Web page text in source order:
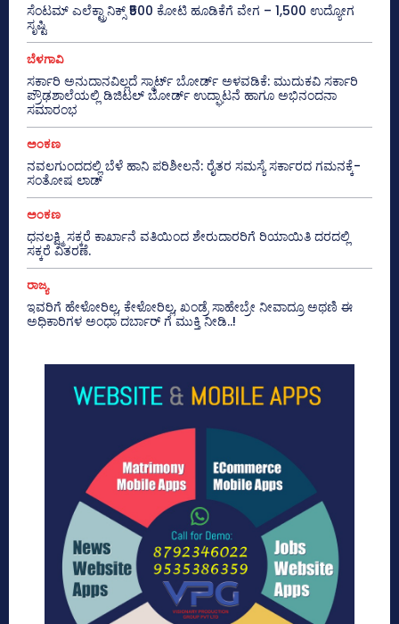
ಸೆಂಟಮ್ ಎಲೆಕ್ಟ್ರಾನಿಕ್ಸ್ ₹500 ಕೋಟಿ ಹೂಡಿಕೆಗೆ ವೇಗ – 1,500 ಉದ್ಯೋಗ
ಸೃಷ್ಟಿ
ಬೆಳಗಾವಿ
ಸರ್ಕಾರಿ ಅನುದಾನವಿಲ್ಲದೆ ಸ್ಮಾರ್ಟ್ ಬೋರ್ಡ್ ಅಳವಡಿಕೆ: ಮುದುಕವಿ ಸರ್ಕಾರಿ
ಪ್ರೌಢಶಾಲೆಯಲ್ಲಿ ಡಿಜಿಟಲ್ ಬೋರ್ಡ್ ಉದ್ಘಾಟನೆ ಹಾಗೂ ಅಭಿನಂದನಾ
ಸಮಾರಂಭ
ಅಂಕಣ
ನವಲಗುಂದದಲ್ಲಿ ಬೆಳೆ ಹಾನಿ ಪರಿಶೀಲನೆ: ರೈತರ ಸಮಸ್ಯೆ ಸರ್ಕಾರದ ಗಮನಕ್ಕೆ-
ಸಂತೋಷ ಲಾಡ್
ಅಂಕಣ
ಧನಲಕ್ಷ್ಮಿ ಸಕ್ಕರೆ ಕಾರ್ಖಾನೆ ವತಿಯಿಂದ ಶೇರುದಾರರಿಗೆ ರಿಯಾಯಿತಿ ದರದಲ್ಲಿ
ಸಕ್ಕರೆ ವಿತರಣೆ.
ರಾಜ್ಯ
ಇವರಿಗೆ ಹೇಳೋರಿಲ್ಲ, ಕೇಳೋರಿಲ್ಲ, ಖಂಡ್ರೆ ಸಾಹೇಬ್ರೇ ನೀವಾದ್ರೂ ಅಥಣಿ ಈ
ಅಧಿಕಾರಿಗಳ ಅಂಧಾ ದರ್ಬಾರ್ ಗೆ ಮುಕ್ತಿ ನೀಡಿ..!